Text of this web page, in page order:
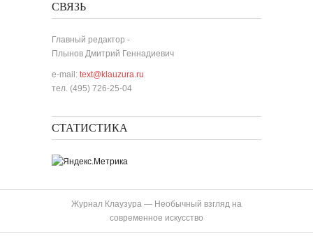
СВЯЗЬ
Главный редактор -
Плынов Дмитрий Геннадиевич
e-mail: text@klauzura.ru
тел. (495) 726-25-04
СТАТИСТИКА
Журнал Клаузура — Необычный взгляд на
современное искусство